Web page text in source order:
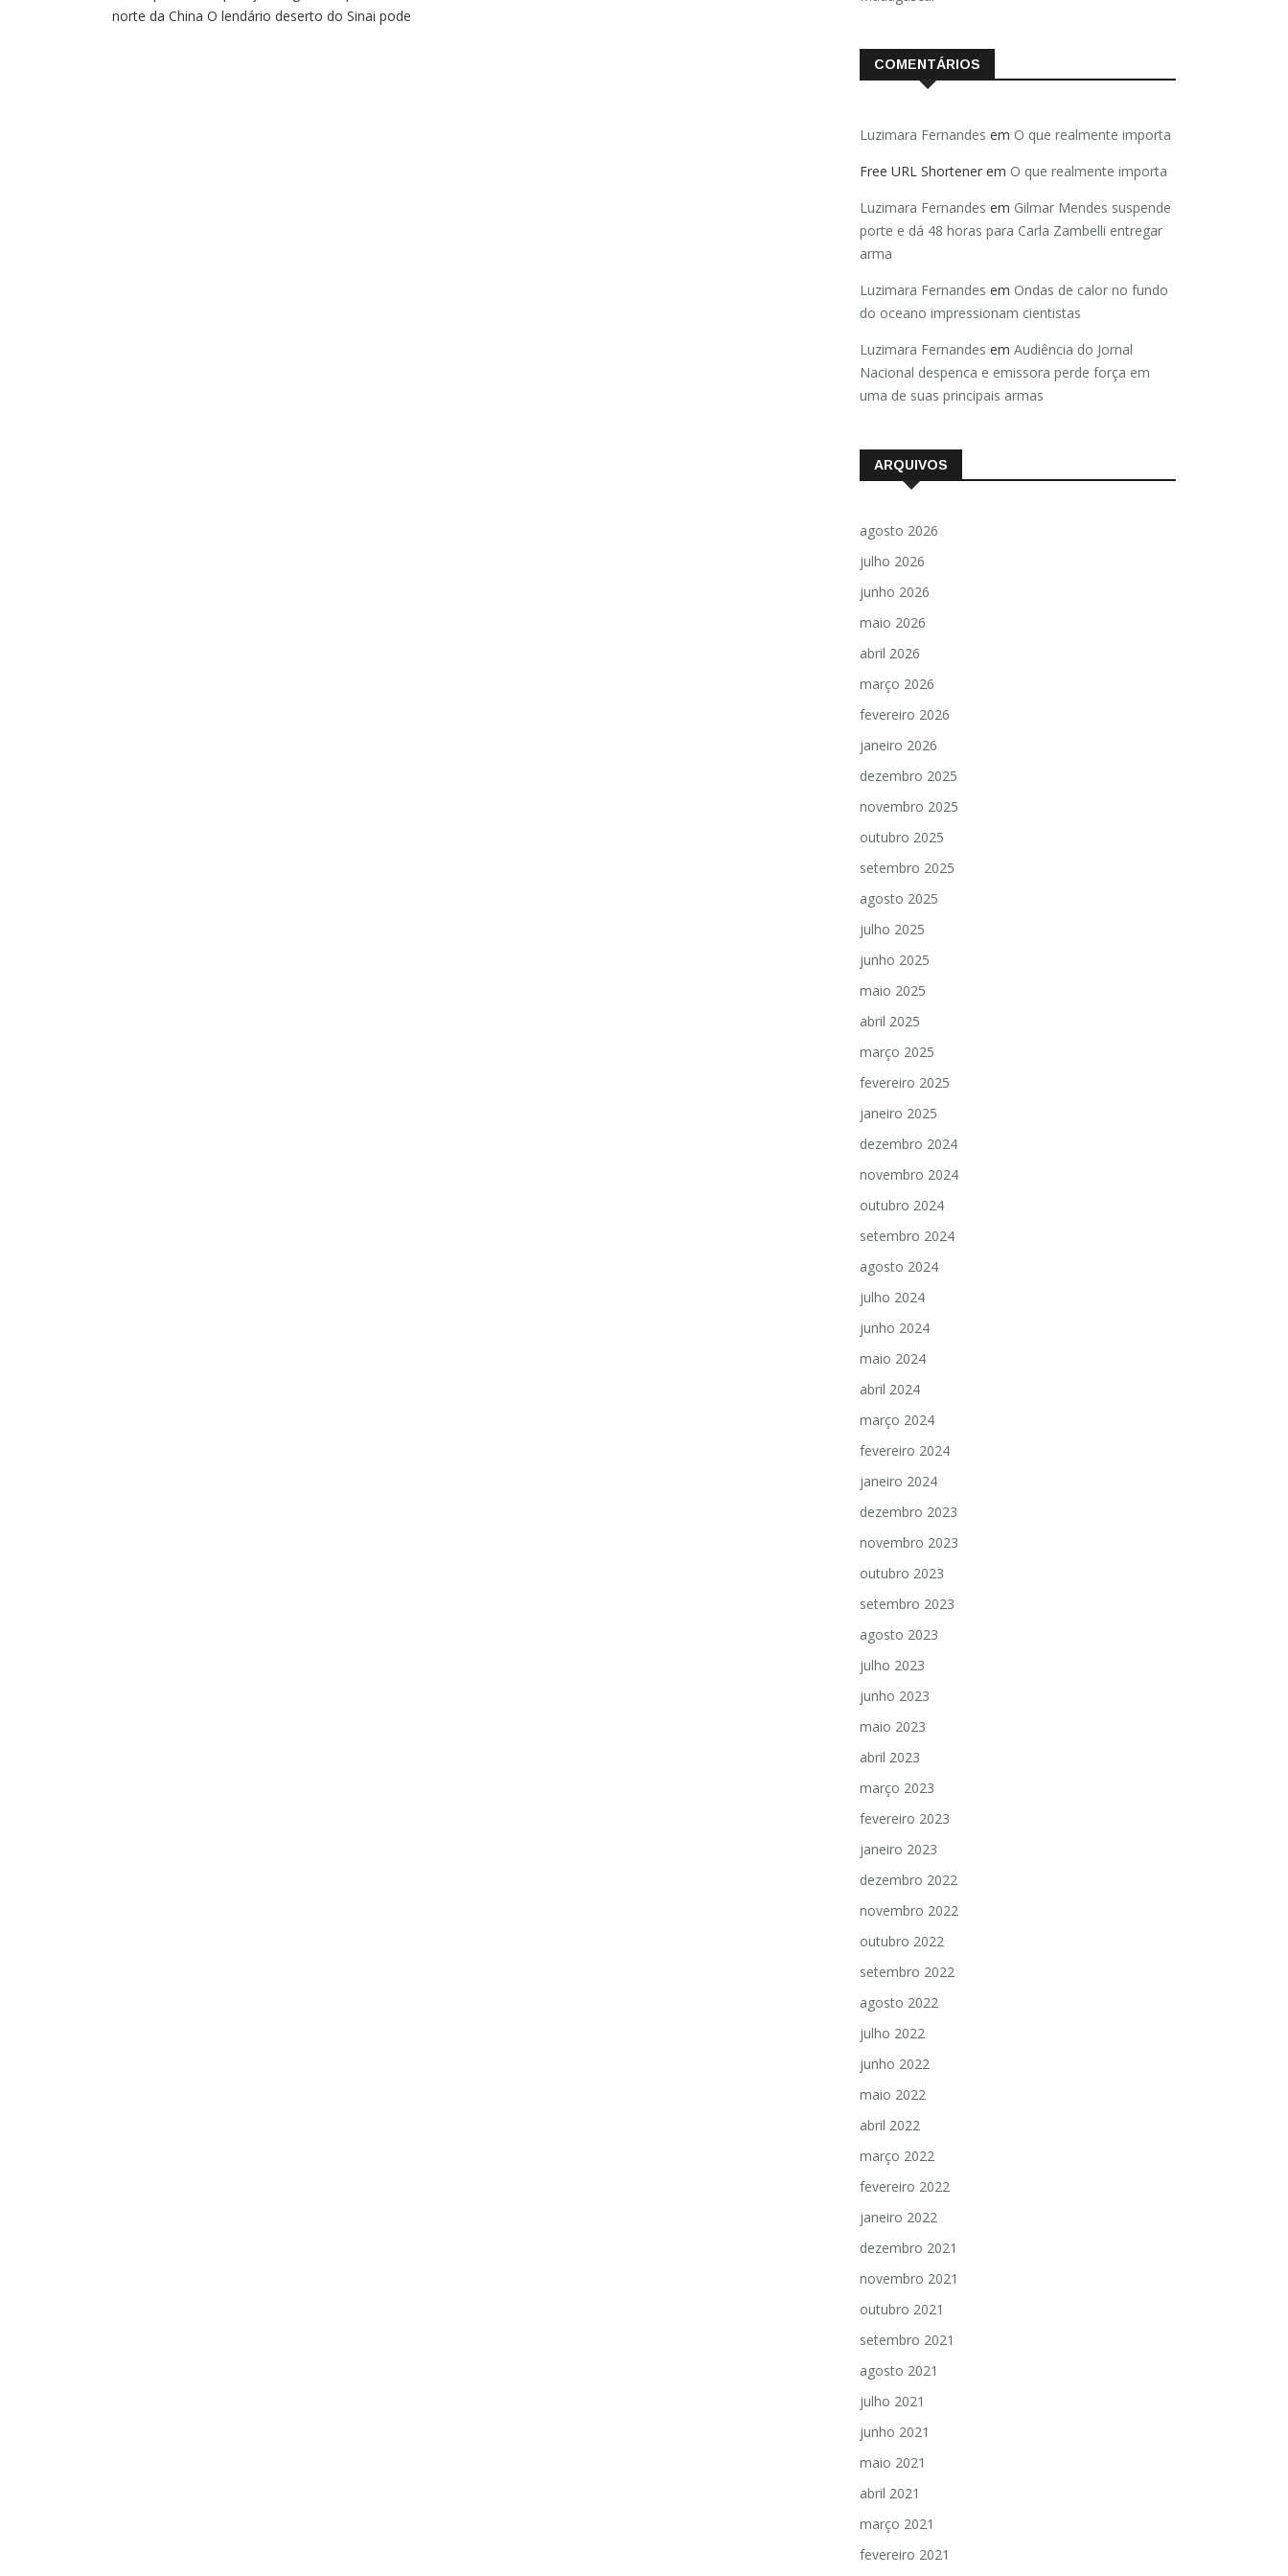
norte da China O lendário deserto do Sinai pode
COMENTÁRIOS
Luzimara Fernandes em O que realmente importa
Free URL Shortener em O que realmente importa
Luzimara Fernandes em Gilmar Mendes suspende
porte e dá 48 horas para Carla Zambelli entregar
arma
Luzimara Fernandes em Ondas de calor no fundo
do oceano impressionam cientistas
Luzimara Fernandes em Audiência do Jornal
Nacional despenca e emissora perde força em
uma de suas principais armas
ARQUIVOS
agosto 2026
julho 2026
junho 2026
maio 2026
abril 2026
março 2026
fevereiro 2026
janeiro 2026
dezembro 2025
novembro 2025
outubro 2025
setembro 2025
agosto 2025
julho 2025
junho 2025
maio 2025
abril 2025
março 2025
fevereiro 2025
janeiro 2025
dezembro 2024
novembro 2024
outubro 2024
setembro 2024
agosto 2024
julho 2024
junho 2024
maio 2024
abril 2024
março 2024
fevereiro 2024
janeiro 2024
dezembro 2023
novembro 2023
outubro 2023
setembro 2023
agosto 2023
julho 2023
junho 2023
maio 2023
abril 2023
março 2023
fevereiro 2023
janeiro 2023
dezembro 2022
novembro 2022
outubro 2022
setembro 2022
agosto 2022
julho 2022
junho 2022
maio 2022
abril 2022
março 2022
fevereiro 2022
janeiro 2022
dezembro 2021
novembro 2021
outubro 2021
setembro 2021
agosto 2021
julho 2021
junho 2021
maio 2021
abril 2021
março 2021
fevereiro 2021